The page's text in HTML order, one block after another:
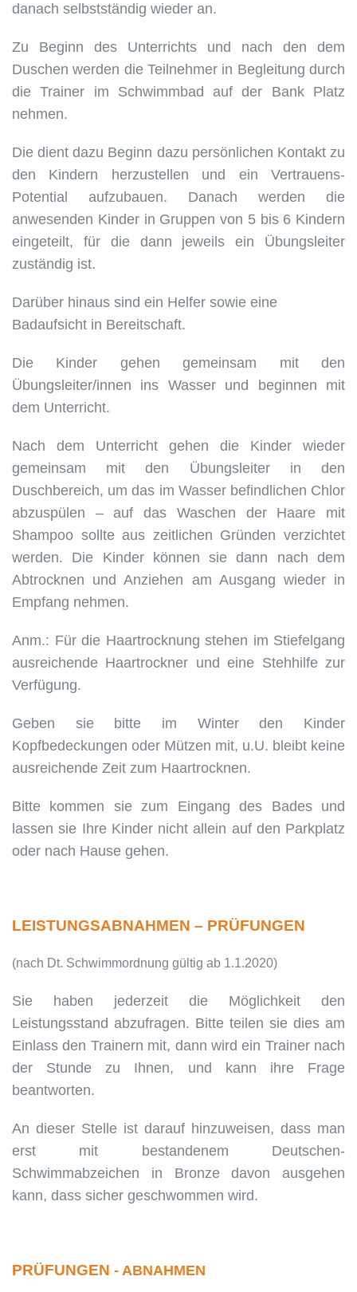
danach selbstständig wieder an.
Zu Beginn des Unterrichts und nach den dem
Duschen werden die Teilnehmer in Begleitung durch
die Trainer im Schwimmbad auf der Bank Platz
nehmen.
Die dient dazu Beginn dazu persönlichen Kontakt zu
den Kindern herzustellen und ein Vertrauens-
Potential aufzubauen. Danach werden die
anwesenden Kinder in Gruppen von 5 bis 6 Kindern
eingeteilt, für die dann jeweils ein Übungsleiter
zuständig ist.
Darüber hinaus sind ein Helfer sowie eine
Badaufsicht in Bereitschaft.
Die Kinder gehen gemeinsam mit den
Übungsleiter/innen ins Wasser und beginnen mit
dem Unterricht.
Nach dem Unterricht gehen die Kinder wieder
gemeinsam mit den Übungsleiter in den
Duschbereich, um das im Wasser befindlichen Chlor
abzuspülen – auf das Waschen der Haare mit
Shampoo sollte aus zeitlichen Gründen verzichtet
werden. Die Kinder können sie dann nach dem
Abtrocknen und Anziehen am Ausgang wieder in
Empfang nehmen.
Anm.: Für die Haartrocknung stehen im Stiefelgang
ausreichende Haartrockner und eine Stehhilfe zur
Verfügung.
Geben sie bitte im Winter den Kinder
Kopfbedeckungen oder Mützen mit, u.U. bleibt keine
ausreichende Zeit zum Haartrocknen.
Bitte kommen sie zum Eingang des Bades und
lassen sie Ihre Kinder nicht allein auf den Parkplatz
oder nach Hause gehen.
LEISTUNGSABNAHMEN – PRÜFUNGEN
(nach Dt. Schwimmordnung gültig ab 1.1.2020)
Sie haben jederzeit die Möglichkeit den
Leistungsstand abzufragen. Bitte teilen sie dies am
Einlass den Trainern mit, dann wird ein Trainer nach
der Stunde zu Ihnen, und kann ihre Frage
beantworten.
An dieser Stelle ist darauf hinzuweisen, dass man
erst mit bestandenem Deutschen-
Schwimmabzeichen in Bronze davon ausgehen
kann, dass sicher geschwommen wird.
PRÜFUNGEN - ABNAHMEN